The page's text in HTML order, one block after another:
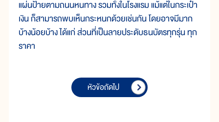
แผ่นป้ายตามถนนหนทาง รวมทั้งในโรงแรม แม้แต่ในกระเป๋า
เงิน ก็สามารถพบเห็นกระหนกด้วยเช่นกัน โดยอาจมีมาก
บ้างน้อยบ้าง ได้แก่ ส่วนที่เป็นลายประดับธนบัตรทุกรุ่น ทุก
ราคา
หัวข้อถัดไป